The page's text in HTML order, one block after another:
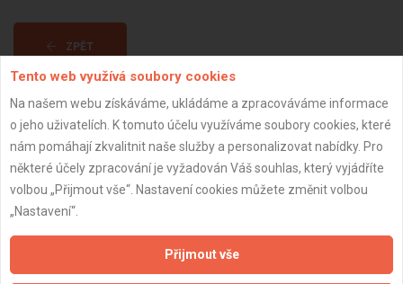
ZPĚT
Aktualizováno z portálu ARES dne 04.12.2025 07:45:03
Naše firmy a řemeslníci
Zpracování a ochrana osobních údajů
Tento web využívá soubory cookies
Na našem webu získáváme, ukládáme a zpracováváme informace
o jeho uživatelích. K tomuto účelu využíváme soubory cookies, které
nám pomáhají zkvalitnit naše služby a personalizovat nabídky. Pro
některé účely zpracování je vyžadován Váš souhlas, který vyjádříte
volbou „Přijmout vše“. Nastavení cookies můžete změnit volbou
„Nastavení“.
Přijmout vše